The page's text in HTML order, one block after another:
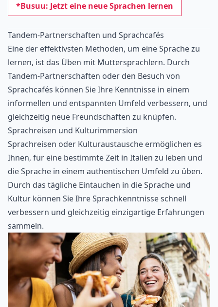
*Busuu: Jetzt eine neue Sprachen lernen
Tandem-Partnerschaften und Sprachcafés
Eine der effektivsten Methoden, um eine Sprache zu
lernen, ist das Üben mit Muttersprachlern. Durch
Tandem-Partnerschaften oder den Besuch von
Sprachcafés können Sie Ihre Kenntnisse in einem
informellen und entspannten Umfeld verbessern, und
gleichzeitig neue Freundschaften zu knüpfen.
Sprachreisen und Kulturimmersion
Sprachreisen oder Kulturaustausche ermöglichen es
Ihnen, für eine bestimmte Zeit in Italien zu leben und
die Sprache in einem authentischen Umfeld zu üben.
Durch das tägliche Eintauchen in die Sprache und
Kultur können Sie Ihre Sprachkenntnisse schnell
verbessern und gleichzeitig einzigartige Erfahrungen
sammeln.